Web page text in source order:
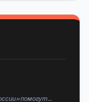
помогут